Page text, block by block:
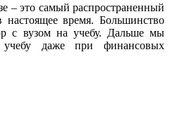
– это самый распространенный
настоящее время. Большинство
с вузом на учебу. Дальше мы
учебу даже при финансовых